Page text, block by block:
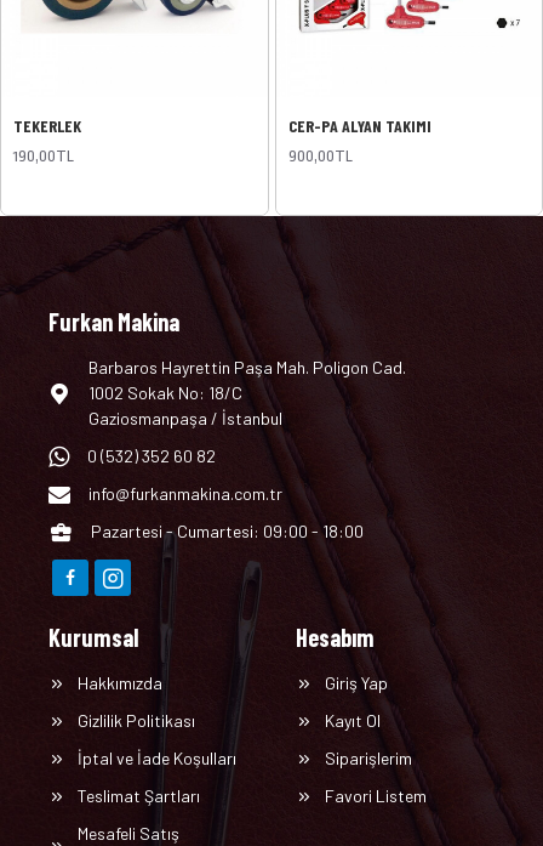
TEKERLEK
190,00TL
CER-PA ALYAN TAKIMI
900,00TL
Furkan Makina
Barbaros Hayrettin Paşa Mah. Poligon Cad.
1002 Sokak No: 18/C
Gaziosmanpaşa / İstanbul
0 (532) 352 60 82
info@furkanmakina.com.tr
Pazartesi - Cumartesi: 09:00 - 18:00
Kurumsal
Hakkımızda
Gizlilik Politikası
İptal ve İade Koşulları
Teslimat Şartları
Mesafeli Satış
Hesabım
Giriş Yap
Kayıt Ol
Siparişlerim
Favori Listem